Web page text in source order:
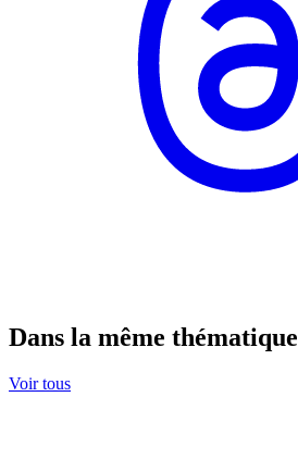
Dans la même thématique
Voir tous